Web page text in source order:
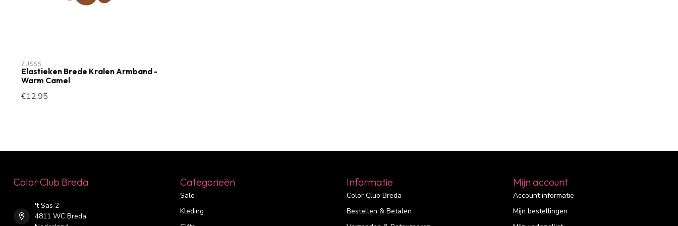
ZUSSS
Elastieken Brede Kralen Armband -
Warm Camel
€12,95
Color Club Breda
't Sas 2
4811 WC Breda
Categorieën
Sale
Kleding
Informatie
Color Club Breda
Bestellen & Betalen
Mijn account
Account informatie
Mijn bestellingen